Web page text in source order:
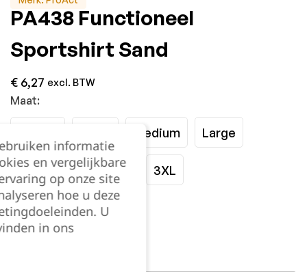
PA438 Functioneel
Sportshirt Sand
€ 6,27 excl. BTW
Maat:
Medium Large
XLarge XXLarge 3XL
Kies je aantal:
informatie
en vergelijkbare
op onze site
hoe u deze
U
in ons